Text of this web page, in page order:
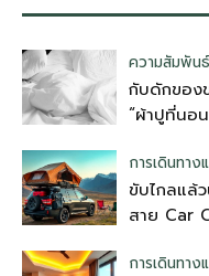
ความสัมพัน
กับดักของ
“ผ้าปูที่นอ
การเดินทาง
ขับไกลแล้
สาย Car
การเดินทาง